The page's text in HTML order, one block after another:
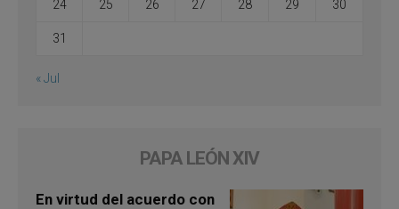
24 25 26 27 28 29 30
31
« Jul
PAPA LEÓN XIV
En virtud del acuerdo con